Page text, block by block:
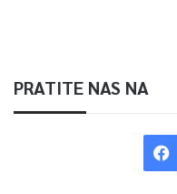
PRATITE NAS NA